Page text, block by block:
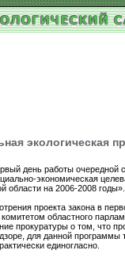
экологическая
день работы очередной
экономическая
области на 2006-2008 годы».
проекта закона в
областного
прокуратуры о том, что
для данной программы
единогласно.